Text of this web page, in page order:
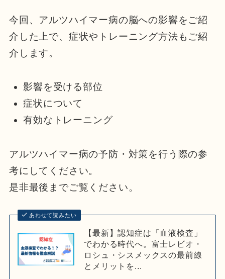
今回、アルツハイマー病の脳への影響をご紹
介した上で、症状やトレーニング方法もご紹
介します。
影響を受ける部位
症状について
有効なトレーニング
アルツハイマー病の予防・対策を行う際の参
考にしてください。
是非最後までご覧ください。
あわせて読みたい
【最新】認知症は「血液検査」
でわかる時代へ。富士レビオ・
ロシュ・シスメックスの最前線
とメリットを...